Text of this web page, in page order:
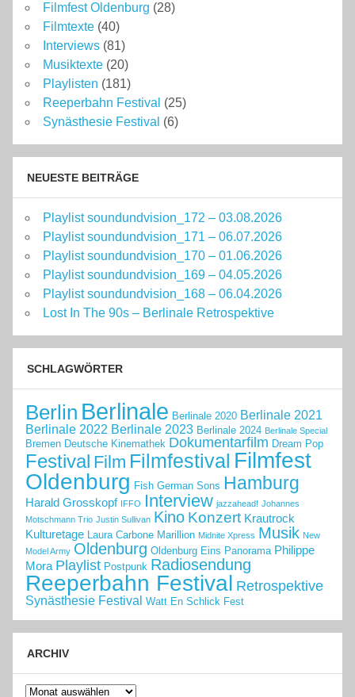
Filmfest Oldenburg (28)
Filmtexte (40)
Interviews (81)
Musiktexte (20)
Playlisten (181)
Reeperbahn Festival (25)
Synästhesie Festival (6)
NEUESTE BEITRÄGE
Playlist soundundvision_172 – 03.08.2026
Playlist soundundvision_171 – 06.07.2026
Playlist soundundvision_170 – 01.06.2026
Playlist soundundvision_169 – 04.05.2026
Playlist soundundvision_168 – 06.04.2026
Lost In The 90s – Berlinale Retrospektive
SCHLAGWÖRTER
Berlin Berlinale Berlinale 2020 Berlinale 2021
Berlinale 2022 Berlinale 2023 Berlinale 2024 Berlinale Special
Bremen Deutsche Kinemathek Dokumentarfilm Dream Pop
Festival Film Filmfestival Filmfest
Oldenburg Fish German Sons Hamburg
Harald Grosskopf IFFO Interview jazzahead! Johannes
Motschmann Trio Justin Sullivan Kino Konzert Krautrock
Kulturetage Laura Carbone Marillion Midnite Xpress Musik New
Model Army Oldenburg Oldenburg Eins Panorama Philippe
Mora Playlist Postpunk Radiosendung
Reeperbahn Festival Retrospektive
Synästhesie Festival Watt En Schlick Fest
ARCHIV
Archiv